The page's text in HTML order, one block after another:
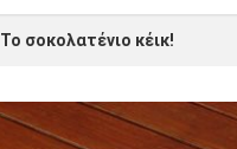
To σοκολατένιο κέικ!